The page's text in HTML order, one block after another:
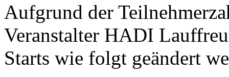
Aufgrund der
Veranstalter HADI
Starts wie folgt geändert